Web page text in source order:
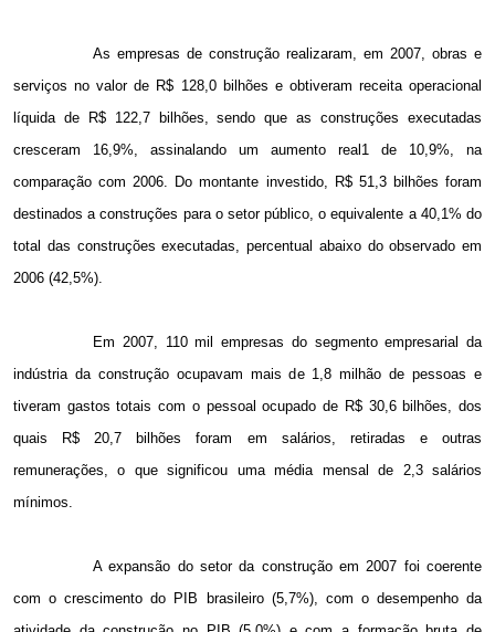
As empresas de construção realizaram, em 2007, obras e
serviços no valor de R$ 128,0 bilhões e obtiveram receita operacional
líquida de R$ 122,7 bilhões, sendo que as construções executadas
cresceram 16,9%, assinalando um aumento real1 de 10,9%, na
comparação com 2006. Do montante investido, R$ 51,3 bilhões foram
destinados a construções para o setor público, o equivalente a 40,1% do
total das construções executadas, percentual abaixo do observado em
2006 (42,5%).
Em 2007, 110 mil empresas do segmento empresarial da
indústria da construção ocupavam mais de 1,8 milhão de pessoas e
tiveram gastos totais com o pessoal ocupado de R$ 30,6 bilhões, dos
quais R$ 20,7 bilhões foram em salários, retiradas e outras
remunerações, o que significou uma média mensal de 2,3 salários
mínimos.
A expansão do setor da construção em 2007 foi coerente
com o crescimento do PIB brasileiro (5,7%), com o desempenho da